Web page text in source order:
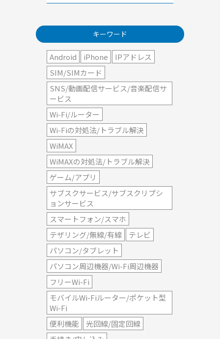
キーワード
Android iPhone
IPアドレス
SIM/SIMカード
SNS/動画配信サービス/音楽配信サ
ービス
Wi-Fi/ルーター
Wi-Fiの対処法/トラブル解決
WiMAX
WiMAXの対処法/トラブル解決
ゲーム/アプリ
サブスクサービス/サブスクリプシ
ョンサービス
スマートフォン/スマホ
テザリング/無線/有線
テレビ
パソコン/タブレット
パソコン周辺機器/Wi-Fi周辺機器
フリーWi-Fi
モバイルWi-Fiルーター/ポケット型
Wi-Fi
便利機能
光回線/固定回線